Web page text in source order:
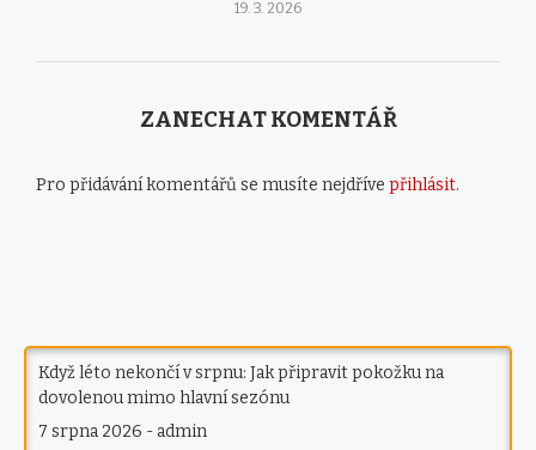
19. 3. 2026
ZANECHAT KOMENTÁŘ
Pro přidávání komentářů se musíte nejdříve přihlásit.
Když léto nekončí v srpnu: Jak připravit pokožku na
dovolenou mimo hlavní sezónu
7 srpna 2026 - admin